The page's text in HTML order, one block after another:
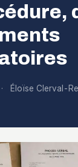
· Éloïse Clerval-